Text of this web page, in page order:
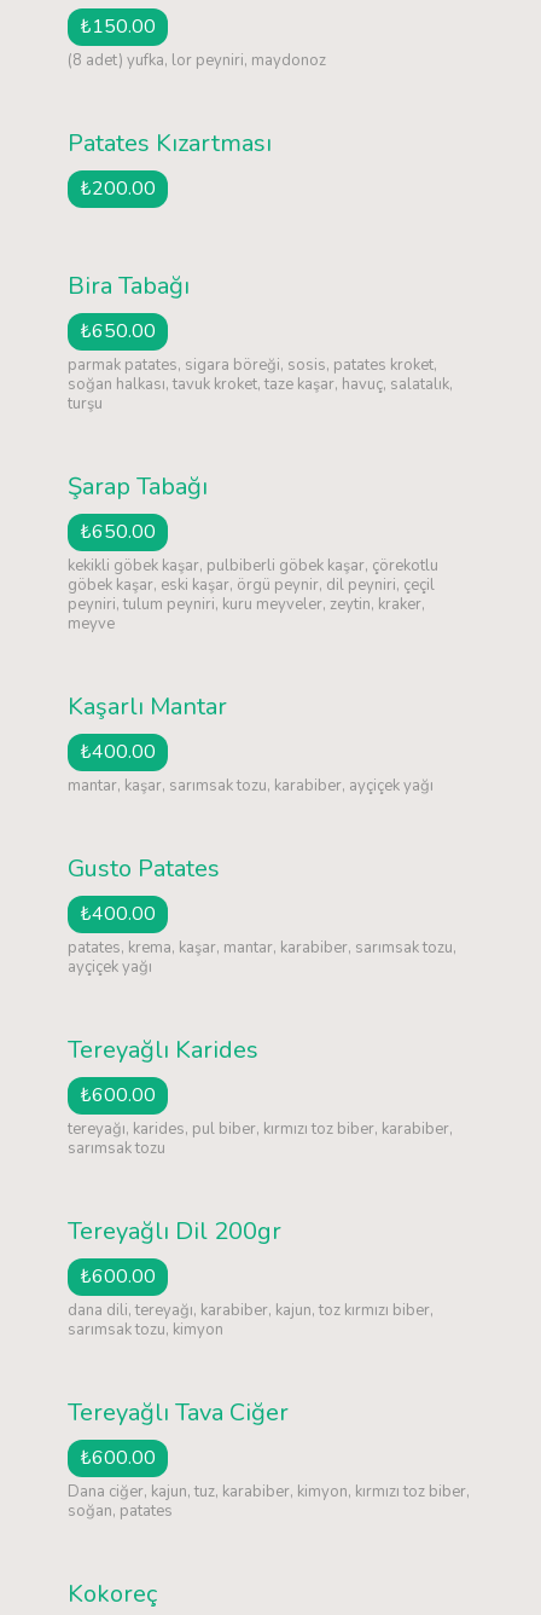
₺150.00
(8 adet) yufka, lor peyniri, maydonoz
Patates Kızartması
₺200.00
Bira Tabağı
₺650.00
parmak patates, sigara böreği, sosis, patates kroket,
soğan halkası, tavuk kroket, taze kaşar, havuç, salatalık,
turşu
Şarap Tabağı
₺650.00
kekikli göbek kaşar, pulbiberli göbek kaşar, çörekotlu
göbek kaşar, eski kaşar, örgü peynir, dil peyniri, çeçil
peyniri, tulum peyniri, kuru meyveler, zeytin, kraker,
meyve
Kaşarlı Mantar
₺400.00
mantar, kaşar, sarımsak tozu, karabiber, ayçiçek yağı
Gusto Patates
₺400.00
patates, krema, kaşar, mantar, karabiber, sarımsak tozu,
ayçiçek yağı
Tereyağlı Karides
₺600.00
tereyağı, karides, pul biber, kırmızı toz biber, karabiber,
sarımsak tozu
Tereyağlı Dil 200gr
₺600.00
dana dili, tereyağı, karabiber, kajun, toz kırmızı biber,
sarımsak tozu, kimyon
Tereyağlı Tava Ciğer
₺600.00
Dana ciğer, kajun, tuz, karabiber, kimyon, kırmızı toz biber,
soğan, patates
Kokoreç